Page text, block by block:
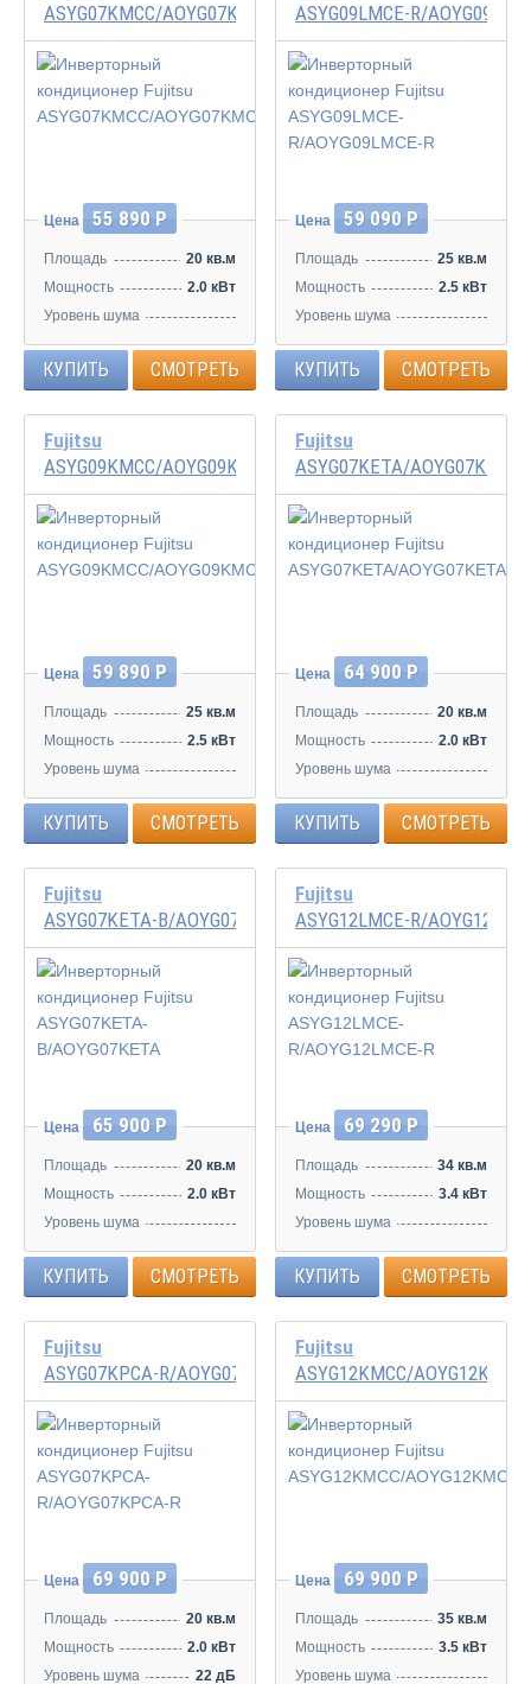
ASYG07KMCC/AOYG07KMCC
Инвертор
Цена 55 890 Р
Площадь
20 кв.м
Мощность
2.0 кВт
Уровень шума
КУПИТЬ СМОТРЕТЬ
ASYG09LMCE-R/
Инвертор
Цена 59 090 Р
Площадь
25 кв.м
Мощность
2.5 кВт
Уровень шума
КУПИТЬ СМОТРЕТЬ
Fujitsu
ASYG09KMCC/AOYG09KMCC
Инвертор
Цена 59 890 Р
Площадь
25 кв.м
Мощность
2.5 кВт
Уровень шума
КУПИТЬ СМОТРЕТЬ
Fujitsu
ASYG07KETA/AOYG07KETA
Инвертор
Цена 64 900 Р
Площадь
20 кв.м
Мощность
2.0 кВт
Уровень шума
КУПИТЬ СМОТРЕТЬ
Fujitsu
ASYG07KETA-B/AOYG07KETA
Инвертор
Цена 65 900 Р
Площадь
20 кв.м
Мощность
2.0 кВт
Уровень шума
КУПИТЬ СМОТРЕТЬ
Fujitsu
ASYG12LMCE-R/
Инвертор
Цена 69 290 Р
Площадь
34 кв.м
Мощность
3.4 кВт
Уровень шума
КУПИТЬ СМОТРЕТЬ
Fujitsu
ASYG07KPCA-R/AOYG07KPCA-R
Инвертор
Цена 69 900 Р
Площадь
20 кв.м
Мощность
2.0 кВт
Уровень шума
22 дБ
Fujitsu
ASYG12KMCC/AOYG12KMCC
Инвертор
Цена 69 900 Р
Площадь
35 кв.м
Мощность
3.5 кВт
Уровень шума